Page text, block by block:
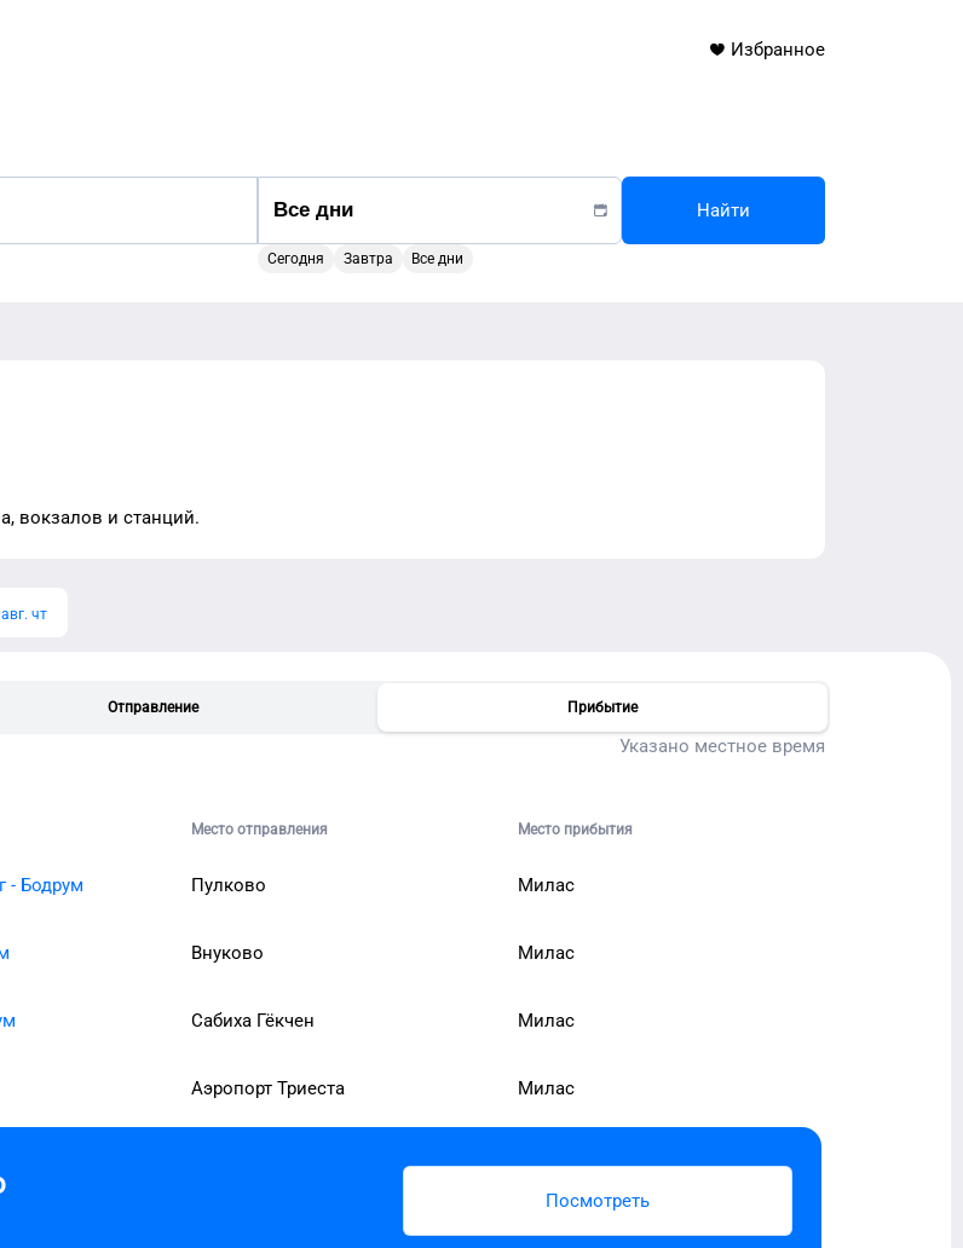
Избранное
Сегодня Завтра Все дни
Найти
, вокзалов и станций.
чт
Отправление Прибытие
Указано местное время
Место отправления Место прибытия
- Бодрум Пулково Милас
Внуково Милас
Сабиха Гёкчен Милас
Аэропорт Триеста Милас
Посмотреть